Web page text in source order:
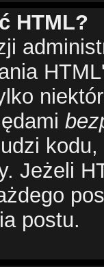
HTML?
Jeżeli
postu.